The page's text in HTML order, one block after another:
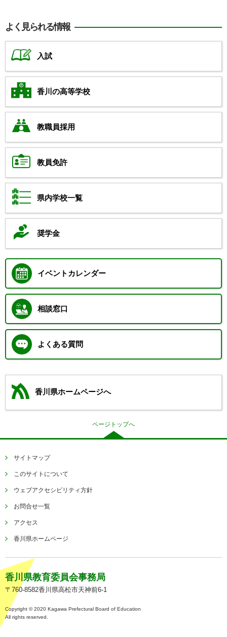
よく見られる情報
入試
香川の高等学校
教職員採用
教員免許
県内学校一覧
奨学金
イベントカレンダー
相談窓口
よくある質問
香川県ホームページへ
ページトップへ
サイトマップ
このサイトについて
ウェブアクセシビリティ方針
お問合せ一覧
アクセス
香川県ホームページ
香川県教育委員会事務局
〒760-8582香川県高松市天神前6-1
Copyright © 2020 Kagawa Prefectural Board of Education
All rights reserved.